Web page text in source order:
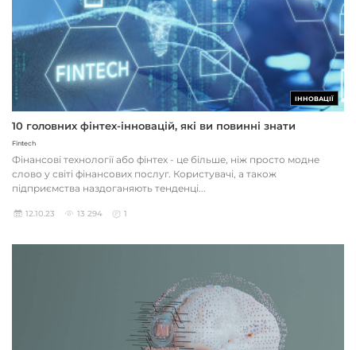
ІННОВАЦІЇ
10 головних фінтех-інновацій, які ви повинні знати
Fintech
Фінансові технології або фінтех - це більше, ніж просто модне
слово у світі фінансових послуг. Користувачі, а також
підприємства наздоганяють тенденці...
12.10.23 13 294 1